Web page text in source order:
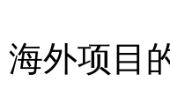
海外项目